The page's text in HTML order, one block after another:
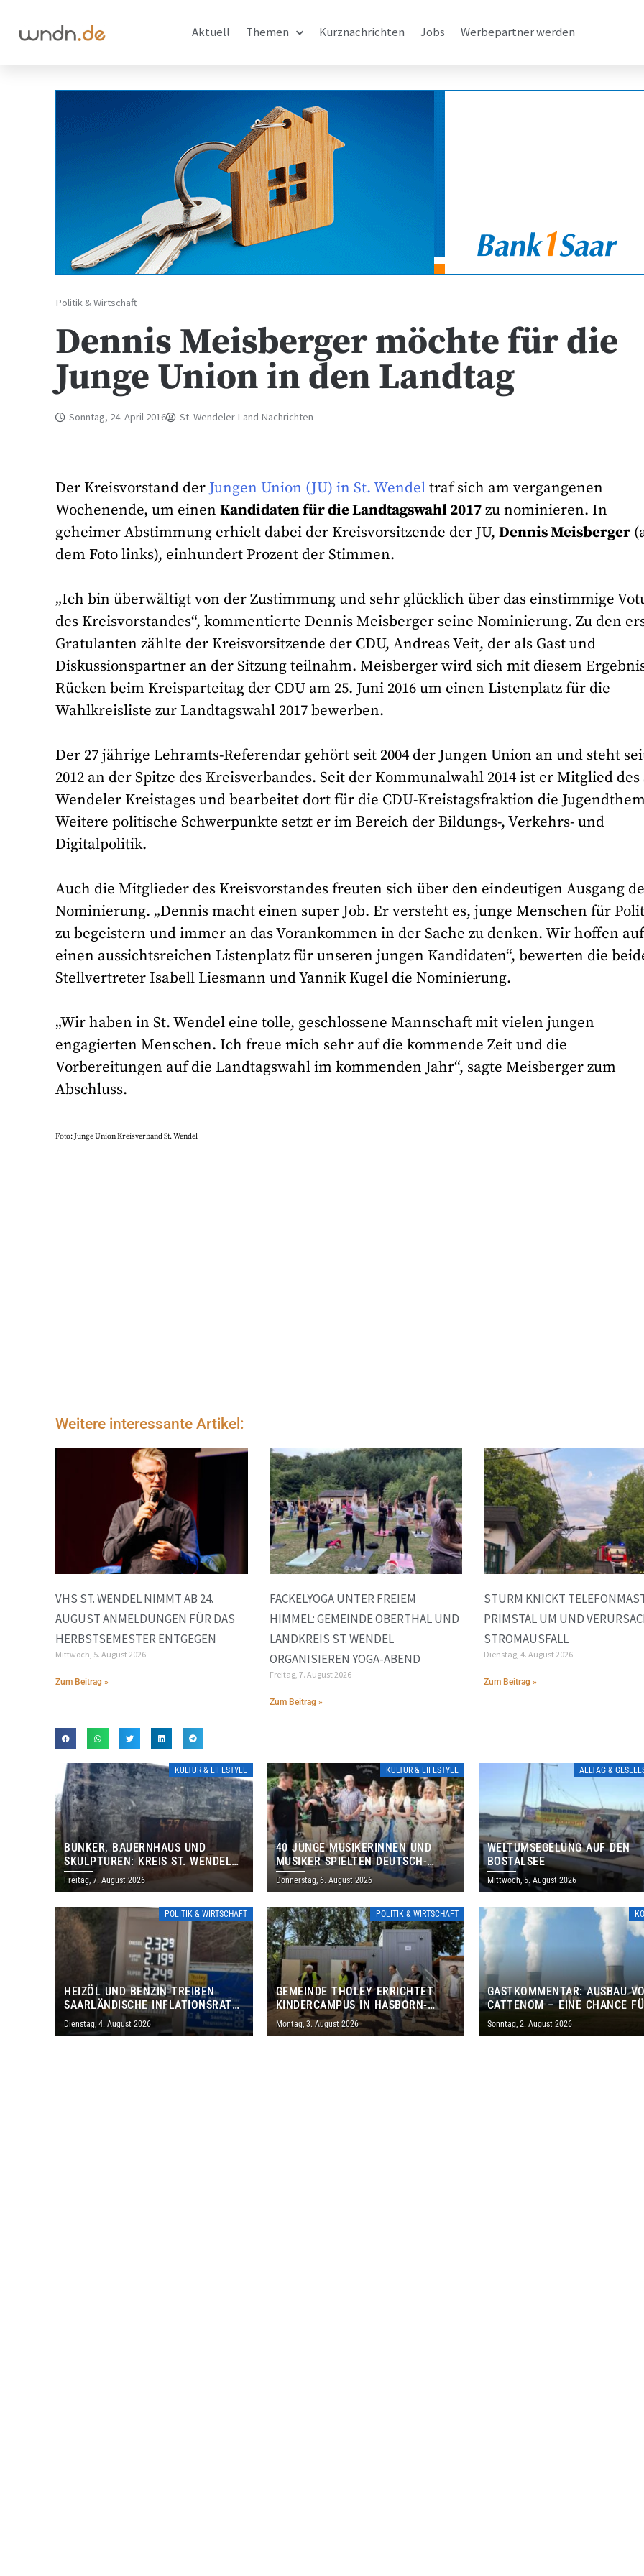
Aktuell Themen Kurznachrichten Jobs Werbepartner werden
Politik & Wirtschaft
Dennis Meisberger möchte für die
Junge Union in den Landtag
Sonntag, 24. April 2016 St. Wendeler Land Nachrichten
Der Kreisvorstand der Jungen Union (JU) in St. Wendeltraf sich am vergangenen
Wochenende, um einenKandidaten für die Landtagswahl 2017zu nominieren. In
geheimer Abstimmung erhielt dabei der Kreisvorsitzende der JU,Dennis Meisberger
dem Foto links), einhundert Prozent der Stimmen.
„Ich bin überwältigt von der Zustimmung und sehr glücklich über das einstimmige
des Kreisvorstandes“, kommentierte Dennis Meisberger seine Nominierung. Zu den
Gratulanten zählte der Kreisvorsitzende der CDU, Andreas Veit, der als Gast und
Diskussionspartner an der Sitzung teilnahm. Meisberger wird sich mit diesem
Rücken beim Kreisparteitag der CDU am 25. Juni 2016 um einen Listenplatz für die
Wahlkreisliste zur Landtagswahl 2017 bewerben.
Der 27 jährige Lehramts-Referendar gehört seit 2004 der Jungen Union an und steht
2012 an der Spitze des Kreisverbandes. Seit der Kommunalwahl 2014 ist er Mitglied des
Wendeler Kreistages und bearbeitet dort für die CDU-Kreistagsfraktion die
Weitere politische Schwerpunkte setzt er im Bereich der Bildungs-, Verkehrs- und
Digitalpolitik.
Auch die Mitglieder des Kreisvorstandes freuten sich über den eindeutigen Ausgang
Nominierung. „Dennis macht einen super Job. Er versteht es, junge Menschen für
zu begeistern und immer an das Vorankommen in der Sache zu denken. Wir hoffen auf
einen aussichtsreichen Listenplatz für unseren jungen Kandidaten“, bewerten die
Stellvertreter Isabell Liesmann und Yannik Kugel die Nominierung.
„Wir haben in St. Wendel eine tolle, geschlossene Mannschaft mit vielen jungen
engagierten Menschen. Ich freue mich sehr auf die kommende Zeit und die
Vorbereitungen auf die Landtagswahl im kommenden Jahr“, sagte Meisberger zum
Abschluss.
Foto: Junge Union Kreisverband St. Wendel
Weitere interessante Artikel:
VHS ST. WENDEL NIMMT AB 24.
AUGUST ANMELDUNGEN FÜR DAS
HERBSTSEMESTER ENTGEGEN
Mittwoch, 5. August 2026
Zum Beitrag »
FACKELYOGA UNTER FREIEM
HIMMEL: GEMEINDE OBERTHAL UND
LANDKREIS ST. WENDEL
ORGANISIEREN YOGA-ABEND
Freitag, 7. August 2026
Zum Beitrag »
STURM KNICKT
PRIMSTAL UM UND
STROMAUSFALL
Dienstag, 4. August 2026
Zum Beitrag »
KULTUR & LIFESTYLE
BUNKER, BAUERNHAUS UND
SKULPTUREN: KREIS ST. WENDEL
LÄDT ZUM TAG DES OFFENEN
DENKMALS EIN
Freitag, 7. August 2026
KULTUR & LIFESTYLE
40 JUNGE MUSIKERINNEN UND
MUSIKER SPIELTEN DEUTSCH-
BRASILIANISCHES PROGRAMM IN
THOLEY
Donnerstag, 6. August 2026
ALLTAG &
WELTUMSEGELUNG AUF DEN
BOSTALSEE
Mittwoch, 5. August 2026
POLITIK & WIRTSCHAFT
HEIZÖL UND BENZIN TREIBEN
SAARLÄNDISCHE INFLATIONSRATE
IM JULI AUF 3,2 PROZENT
Dienstag, 4. August 2026
POLITIK & WIRTSCHAFT
GEMEINDE THOLEY ERRICHTET
KINDERCAMPUS IN HASBORN-
DAUTWEILER FÜR RUND 8,5 BIS 9
MILLIONEN EURO
Montag, 3. August 2026
GASTKOMMENTAR: AUSBAU
CATTENOM – EINE CHANCE
LOTHRINGEN UND DAS
Sonntag, 2. August 2026